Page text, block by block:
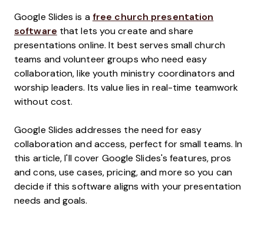
Google Slides is a free church presentation
software that lets you create and share
presentations online. It best serves small church
teams and volunteer groups who need easy
collaboration, like youth ministry coordinators and
worship leaders. Its value lies in real-time teamwork
without cost.
Google Slides addresses the need for easy
collaboration and access, perfect for small teams. In
this article, I'll cover Google Slides's features, pros
and cons, use cases, pricing, and more so you can
decide if this software aligns with your presentation
needs and goals.